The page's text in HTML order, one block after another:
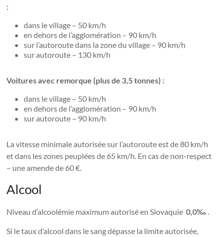
:
dans le village – 50 km/h
en dehors de l’agglomération – 90 km/h
sur l’autoroute dans la zone du village – 90 km/h
sur autoroute – 130 km/h
Voitures avec remorque (plus de 3,5 tonnes) :
dans le village – 50 km/h
en dehors de l’agglomération – 90 km/h
sur autoroute – 90 km/h
La vitesse minimale autorisée sur l’autoroute est de 80 km/h
et dans les zones peuplées de 65 km/h. En cas de non-respect
– une amende de 60 €.
Alcool
Niveau d’alcoolémie maximum autorisé en Slovaquie0,0‰
Si le taux d’alcool dans le sang dépasse la limite autorisée,